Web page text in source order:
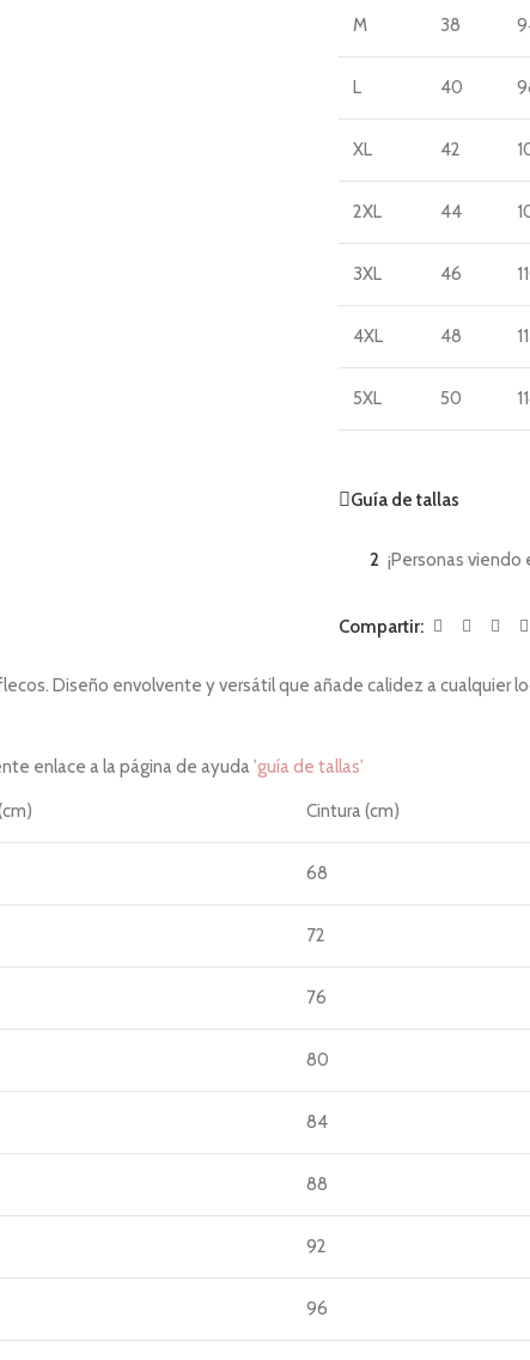
M 38
L 40
XL 42
2XL 44
3XL 46
4XL 48
5XL 50
Guía de tallas
2 ¡Personas
Compartir:
Diseño envolvente y versátil que añade calidez a
enlace a la página de ayuda'guía de tallas'
Cintura (cm)
68
72
76
80
84
88
92
96